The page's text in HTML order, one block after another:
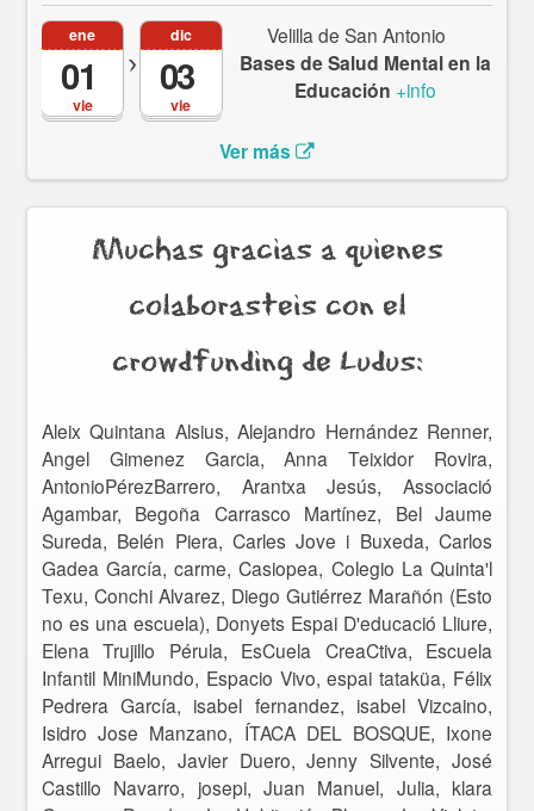
vie
ene
01
vie
dic
03
Velilla de San Antonio
Bases de Salud Mental en la
Educación +info
Ver más
Muchas gracias a quienes
colaborasteis con el
crowdfunding de Ludus:
Aleix Quintana Alsius, Alejandro Hernández Renner,
Angel Gimenez Garcia, Anna Teixidor Rovira,
AntonioPérezBarrero, Arantxa Jesús, Associació
Agambar, Begoña Carrasco Martínez, Bel Jaume
Sureda, Belén Piera, Carles Jove i Buxeda, Carlos
Gadea García, carme, Casiopea, Colegio La Quinta'l
Texu, Conchi Alvarez, Diego Gutiérrez Marañón (Esto
no es una escuela), Donyets Espai D'educació Lliure,
Elena Trujillo Pérula, EsCuela CreaCtiva, Escuela
Infantil MiniMundo, Espacio Vivo, espai tataküa, Félix
Pedrera García, isabel fernandez, isabel Vizcaino,
Isidro Jose Manzano, ÍTACA DEL BOSQUE, Ixone
Arregui Baelo, Javier Duero, Jenny Silvente, José
Castillo Navarro, josepi, Juan Manuel, Julia, klara